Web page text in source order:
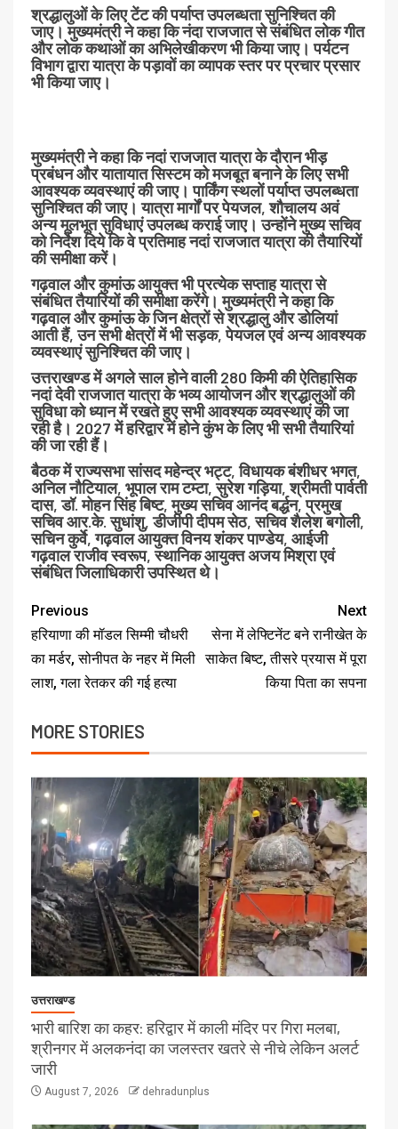
श्रद्धालुओं के लिए टेंट की पर्याप्त उपलब्धता सुनिश्चित की
जाए। मुख्यमंत्री ने कहा कि नंदा राजजात से संबंधित लोक गीत
और लोक कथाओं का अभिलेखीकरण भी किया जाए। पर्यटन
विभाग द्वारा यात्रा के पड़ावों का व्यापक स्तर पर प्रचार प्रसार
भी किया जाए।
मुख्यमंत्री ने कहा कि नदां राजजात यात्रा के दौरान भीड़
प्रबंधन और यातायात सिस्टम को मजबूत बनाने के लिए सभी
आवश्यक व्यवस्थाएं की जाए। पार्किंग स्थलों पर्याप्त उपलब्धता
सुनिश्चित की जाए। यात्रा मार्गों पर पेयजल, शौचालय अवं
अन्य मूलभूत सुविधाएं उपलब्ध कराई जाए। उन्होंने मुख्य सचिव
को निर्देश दिये कि वे प्रतिमाह नदां राजजात यात्रा की तैयारियों
की समीक्षा करें।
गढ़वाल और कुमांऊ आयुक्त भी प्रत्येक सप्ताह यात्रा से
संबंधित तैयारियों की समीक्षा करेंगे। मुख्यमंत्री ने कहा कि
गढ़वाल और कुमांऊ के जिन क्षेत्रों से श्रद्धालु और डोलियां
आती हैं, उन सभी क्षेत्रों में भी सड़क, पेयजल एवं अन्य आवश्यक
व्यवस्थाएं सुनिश्चित की जाए।
उत्तराखण्ड में अगले साल होने वाली 280 किमी की ऐतिहासिक
नदां देवी राजजात यात्रा के भव्य आयोजन और श्रद्धालुओं की
सुविधा को ध्यान में रखते हुए सभी आवश्यक व्यवस्थाएं की जा
रही है। 2027 में हरिद्वार में होने कुंभ के लिए भी सभी तैयारियां
की जा रही हैं।
बैठक में राज्यसभा सांसद महेन्द्र भट्ट, विधायक बंशीधर भगत,
अनिल नौटियाल, भूपाल राम टम्टा, सुरेश गड़िया, श्रीमती पार्वती
दास, डॉ. मोहन सिंह बिष्ट, मुख्य सचिव आनंद बर्द्धन, प्रमुख
सचिव आर.के. सुधांशु, डीजीपी दीपम सेठ, सचिव शैलेश बगोली,
सचिन कुर्वे, गढ़वाल आयुक्त विनय शंकर पाण्डेय, आईजी
गढ़वाल राजीव स्वरूप, स्थानिक आयुक्त अजय मिश्रा एवं
संबंधित जिलाधिकारी उपस्थित थे।
Previous
हरियाणा की मॉडल सिम्मी चौधरी
का मर्डर, सोनीपत के नहर में मिली
लाश, गला रेतकर की गई हत्या
Next
सेना में लेफ्टिनेंट बने रानीखेत के
साकेत बिष्ट, तीसरे प्रयास में पूरा
किया पिता का सपना
MORE STORIES
उत्तराखण्ड
भारी बारिश का कहर: हरिद्वार में काली मंदिर पर गिरा मलबा,
श्रीनगर में अलकनंदा का जलस्तर खतरे से नीचे लेकिन अलर्ट
जारी
August 7, 2026 dehradunplus